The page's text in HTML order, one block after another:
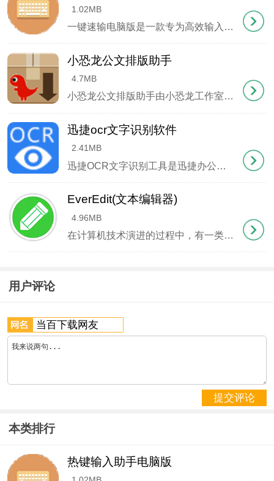
4、支持一次性导入多张图片进行批量文字提取
6、将多张截图合并输出为Word或PDF文件
一、导入文件
1、可通过浏览文件、拖放文件到软件界面等方式添加
待识别文件
1.02MB
一键速输电脑版是一款专为高效输入设计的文字快捷输出工具。它摒弃了传统输入法的复杂架构，聚焦于 "极速响应+精准输出 "两大核心功能。用户只需预先设定好快捷键与对应文本，之后每次触发都能瞬间完成内容填充，
小恐龙公文排版助手
4.7MB
小恐龙公文排版助手由小恐龙工作室专为党政机关公文处理打造，严格遵循《党政机关公文格式国家标准》(GB T 9704—2012)规范设计。这款Word插件能一键优化文档版式，智能调整文字格式、符号
迅捷ocr文字识别软件
2.41MB
迅捷OCR文字识别工具是迅捷办公系列中的核心产品之一，其核心技术基于深度优化的OCR算法，在实际测试中展现出接近99%的识别准确率。该软件能够智能处理各类文档的数字化转换，特别擅长解析图文混排的
EverEdit(文本编辑器)
4.96MB
在计算机技术演进的过程中，有一类工具软件如同空气般无处不在却常被忽视，它们构成了数字世界的基石——文本编辑器。今天要介绍的EverEdit，正是这样一款为中文用户深度优化的编辑器，它集百家之长，在轻量化与高性能之间找到完美平衡。
用户评论
提交评论
本类排行
热键输入助手电脑版